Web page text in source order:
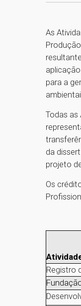
As
para a
Todas
da
projeto
Os
Registro